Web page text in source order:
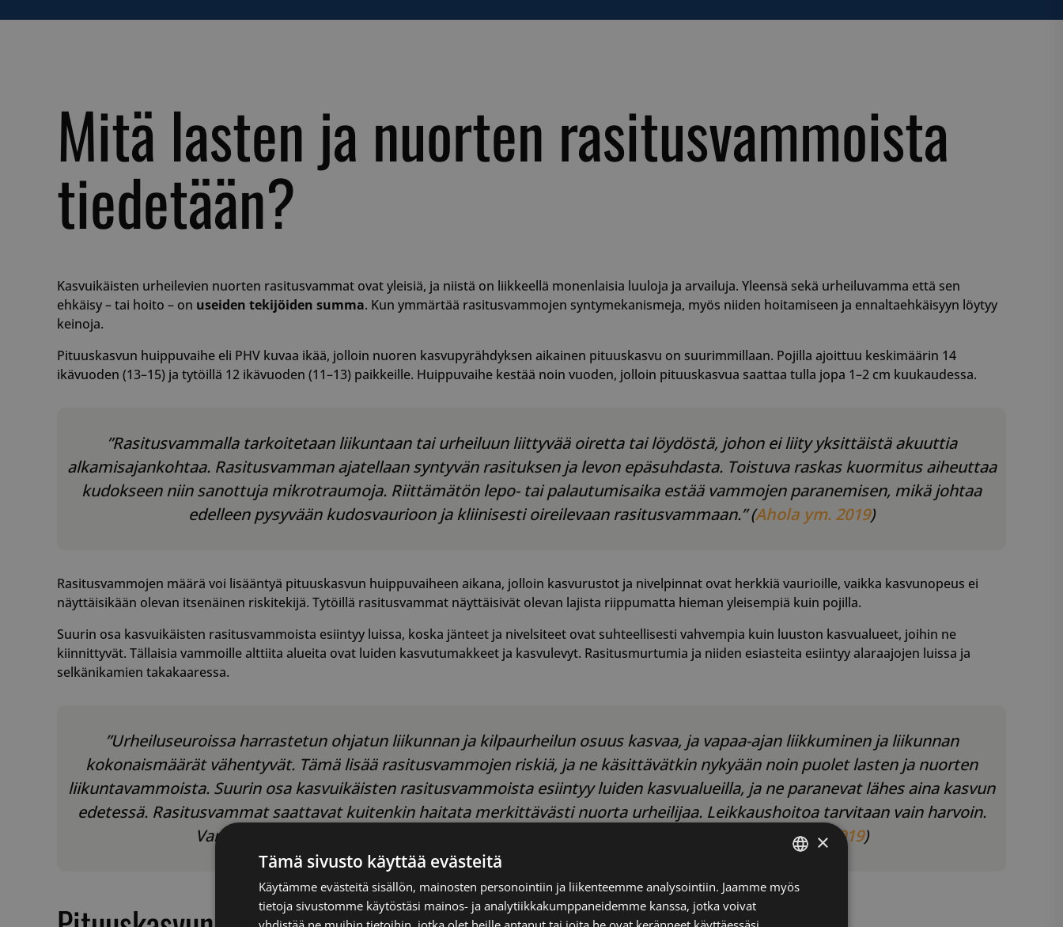
Mitä lasten ja nuorten rasitusvammoista
tiedetään?
Kasvuikäisten urheilevien nuorten rasitusvammat ovat yleisiä, ja niistä on liikkeellä monenlaisia luuloja ja arvailuja. Yleensä sekä urheiluvamma että sen
ehkäisy – tai hoito – on useiden tekijöiden summa. Kun ymmärtää rasitusvammojen syntymekanismeja, myös niiden hoitamiseen ja ennaltaehkäisyyn löytyy
keinoja.
Pituuskasvun huippuvaihe eli PHV kuvaa ikää, jolloin nuoren kasvupyrähdyksen aikainen pituuskasvu on suurimmillaan. Pojilla ajoittuu keskimäärin 14
ikävuoden (13–15) ja tytöillä 12 ikävuoden (11–13) paikkeille. Huippuvaihe kestää noin vuoden, jolloin pituuskasvua saattaa tulla jopa 1–2 cm kuukaudessa.
”Rasitusvammalla tarkoitetaan liikuntaan tai urheiluun liittyvää oiretta tai löydöstä, johon ei liity yksittäistä akuuttia
alkamisajankohtaa. Rasitusvamman ajatellaan syntyvän rasituksen ja levon epäsuhdasta. Toistuva raskas kuormitus aiheuttaa
kudokseen niin sanottuja mikrotraumoja. Riittämätön lepo- tai palautumisaika estää vammojen paranemisen, mikä johtaa
edelleen pysyvään kudosvaurioon ja kliinisesti oireilevaan rasitusvammaan.” (Ahola ym. 2019)
Rasitusvammojen määrä voi lisääntyä pituuskasvun huippuvaiheen aikana, jolloin kasvurustot ja nivelpinnat ovat herkkiä vaurioille, vaikka kasvunopeus ei
näyttäisikään olevan itsenäinen riskitekijä. Tytöillä rasitusvammat näyttäisivät olevan lajista riippumatta hieman yleisempiä kuin pojilla.
Suurin osa kasvuikäisten rasitusvammoista esiintyy luissa, koska jänteet ja nivelsiteet ovat suhteellisesti vahvempia kuin luuston kasvualueet, joihin ne
kiinnittyvät. Tällaisia vammoille alttiita alueita ovat luiden kasvutumakkeet ja kasvulevyt. Rasitusmurtumia ja niiden esiasteita esiintyy alaraajojen luissa ja
selkänikamien takakaaressa.
”Urheiluseuroissa harrastetun ohjatun liikunnan ja kilpaurheilun osuus kasvaa, ja vapaa-ajan liikkuminen ja liikunnan
kokonaismäärät vähentyvät. Tämä lisää rasitusvammojen riskiä, ja ne käsittävätkin nykyään noin puolet lasten ja nuorten
liikuntavammoista. Suurin osa kasvuikäisten rasitusvammoista esiintyy luiden kasvualueilla, ja ne paranevat lähes aina kasvun
edetessä. Rasitusvammat saattavat kuitenkin haitata merkittävästi nuorta urheilijaa. Leikkaushoitoa tarvitaan vain harvoin.
Vammojen ehkäisy on tärkeää: liian yksipuolista harjoittelua tulisi välttää.” (
Ahola ym. 2019)
FINNISH
×
Tämä sivusto käyttää evästeitä
Käytämme evästeitä sisällön, mainosten personointiin ja liikenteemme analysointiin. Jaamme myös
tietoja sivustomme käytöstäsi mainos- ja analytiikkakumppaneidemme kanssa, jotka voivat